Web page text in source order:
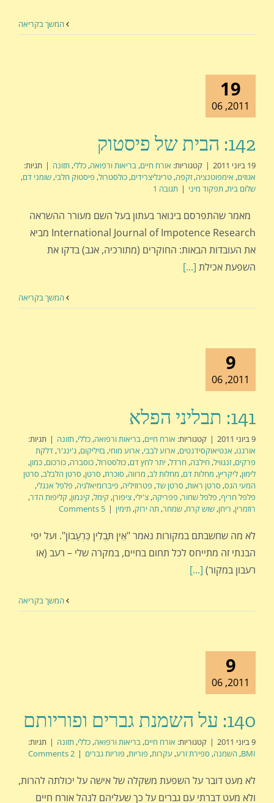
המשך בקריאה
19
2011, 06
142: הבית של פיסטוק
19 ביוני 2011 | קטגוריות: אורח חיים, בריאות ורפואה, כללי, תזונה | תגיות:
אגוזים, אימפוטנציה,זקפה, טריגליצרידים, כולסטרול, פיסטוק חלבי, שומני דם,
שלום בית, תפקוד מיני | תגובה 1
מאמר שהתפרסם בינואר בעתון בעל השם מעורר ההשראה
International Journal of Impotence Research מביא
את העובדות הבאות: החוקרים (מתורכיה, אגב) בדקו את
השפעת אכילת [...]
המשך בקריאה
9
2011, 06
141: תבליני הפלא
9 ביוני 2011 | קטגוריות: אורח חיים, בריאות ורפואה, כללי, תזונה | תגיות:
אורגנו, אנטיאוקסידנטים, ארוע לבבי, ארוע מוחי, בזיליקום, ג'ינג'ר, דלקת
פרקים,זנגוויל, חילבה, חרדל, יתר לחץ דם, כולסטרול, כוסברה, כורכום, כמון,
לימון, ליקריץ, מחלות דם, מחלות לב, מרווה, סוכרת, סרטן, סרטן הלבלב, סרטן
המעי הגס, סרטן ראות, סרטן שד, פטרוזיליה, פיברומיאלגיה, פלפל אנגלי,
פלפל חריף, פלפל שחור, פפריקה, צ'ילי, ציפורן, קימל, קינמון, קליפות הדר,
רוזמרין, ריחן, שוש קרח, שמחר, תה ירוק, תימין |
5 Comments
לא מה שחשבתם במקורות נאמר "אֵין תַּבְלִין כַּרְעָבוֹן". ועל יפי
הבנתי זה מתייחס לכל תחום בחיים, במקרה שלי – רעב (או
רעבון במקור) [...]
המשך בקריאה
9
2011, 06
140: על השמנת גברים ופוריותם
9 ביוני 2011 | קטגוריות: אורח חיים, בריאות ורפואה, כללי, תזונה | תגיות:
BMI
, השמנה, ספירת זרע, עקרות, פוריות, פוריות גברים |
2 Comments
לא מעט דובר על השפעת משקלה של אישה על יכולתה להרות,
ולא מעט דברתי עם גברים על כך שעליהם לנהל אורח חיים